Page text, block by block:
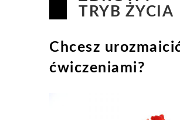
TRYB ŻYCIA
Chcesz
ćwiczeniami?